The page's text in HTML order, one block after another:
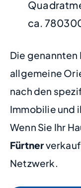
ca.
Die
allgemeine
nach den
Immobilie und
Wenn Sie Ihr
Fürtner
Netzwerk.